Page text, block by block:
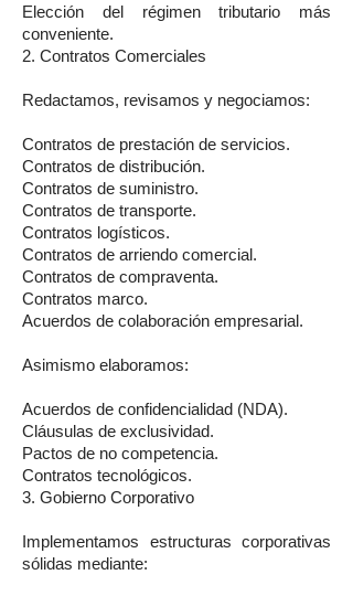
Elección del régimen tributario más
conveniente.
2. Contratos Comerciales
Redactamos, revisamos y negociamos:
Contratos de prestación de servicios.
Contratos de distribución.
Contratos de suministro.
Contratos de transporte.
Contratos logísticos.
Contratos de arriendo comercial.
Contratos de compraventa.
Contratos marco.
Acuerdos de colaboración empresarial.
Asimismo elaboramos:
Acuerdos de confidencialidad (NDA).
Cláusulas de exclusividad.
Pactos de no competencia.
Contratos tecnológicos.
3. Gobierno Corporativo
Implementamos estructuras corporativas
sólidas mediante: